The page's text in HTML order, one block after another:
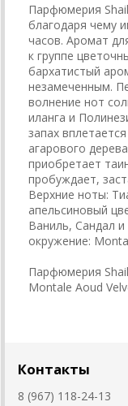
Парфюмерия
благодаря чему
часов. Аромат
к группе
бархатистый
незамеченным.
волнение нот
иланга и
запах
агарового
приобретает
пробуждает,
Верхние ноты:
апельсиновый
Ваниль, Сандал
окружение:
Парфюмерия
Montale Aoud
Контакты
8 (967) 118-24-13